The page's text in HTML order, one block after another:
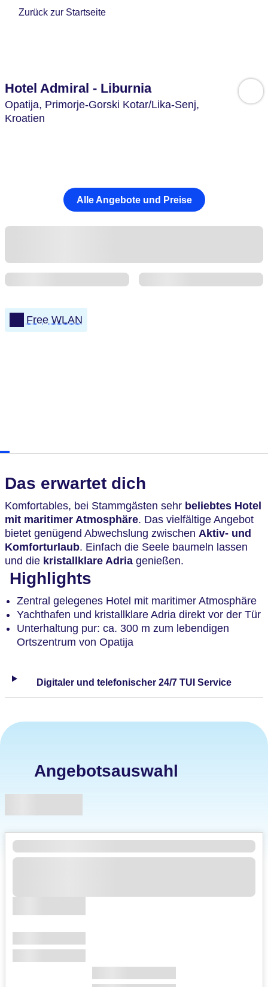
Zurück zur Startseite
Hotel Admiral - Liburnia
Opatija, Primorje-Gorski Kotar/Lika-Senj,
Kroatien
Alle Angebote und Preise
Free WLAN
Das erwartet dich
Komfortables, bei Stammgästen sehr beliebtes Hotel
mit maritimer Atmosphäre. Das vielfältige Angebot
bietet genügend Abwechslung zwischen Aktiv- und
Komforturlaub. Einfach die Seele baumeln lassen
und die kristallklare Adria genießen.
Highlights
Zentral gelegenes Hotel mit maritimer Atmosphäre
Yachthafen und kristallklare Adria direkt vor der Tür
Unterhaltung pur: ca. 300 m zum lebendigen
Ortszentrum von Opatija
Digitaler und telefonischer 24/7 TUI Service
Angebotsauswahl